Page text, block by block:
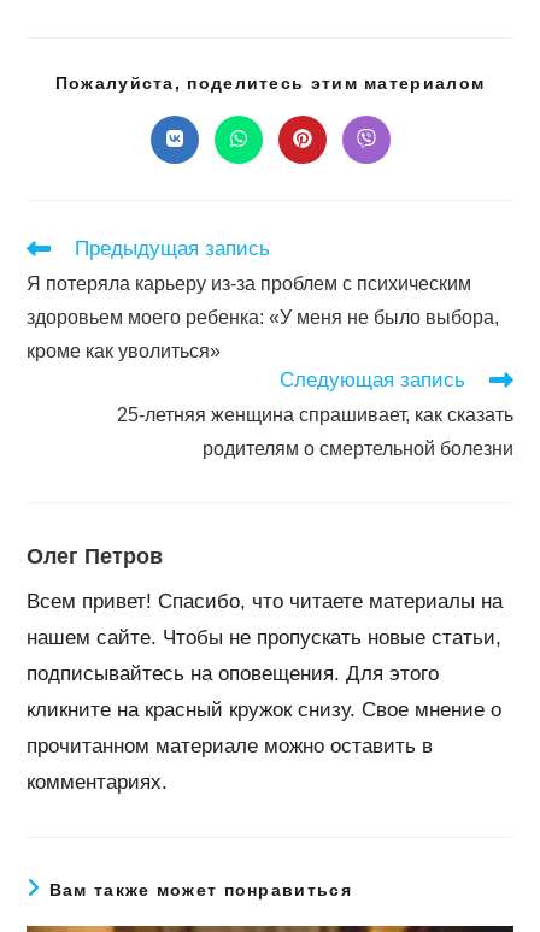
Пожалуйста, поделитесь этим материалом
Открывается
в
Открывается
в
Открывается
в
Открывается
в
Читать
статьи
Предыдущая запись
Я потеряла карьеру из-за проблем с психическим
здоровьем моего ребенка: «У меня не было выбора,
кроме как уволиться»
Следующая запись
25-летняя женщина спрашивает, как сказать
родителям о смертельной болезни
Олег Петров
Всем привет! Спасибо, что читаете материалы на
нашем сайте. Чтобы не пропускать новые статьи,
подписывайтесь на оповещения. Для этого
кликните на красный кружок снизу. Свое мнение о
прочитанном материале можно оставить в
комментариях.
Вам также может понравиться